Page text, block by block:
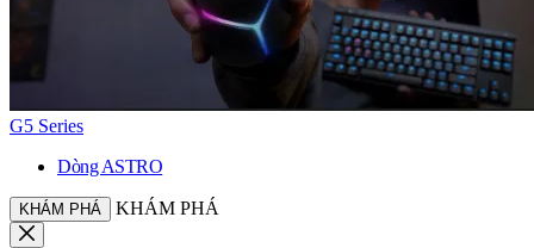
G5 Series
Dòng ASTRO
KHÁM PHÁ KHÁM PHÁ